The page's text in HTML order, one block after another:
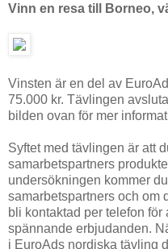
Vinn en resa till Borneo,
Vinsten är en del av
75.000 kr. Tävlingen
bilden ovan för mer
Syftet med tävlingen är att
samarbetspartners
undersökningen kommer
samarbetspartners och om
bli kontaktad per telefon för
spännande erbjudanden.
i EuroAds nordiska tävling